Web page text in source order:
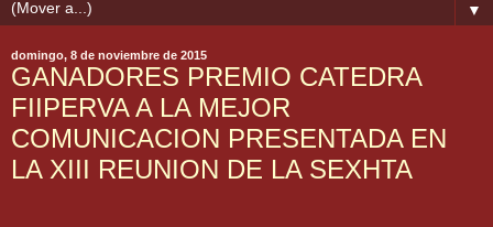
▼
domingo, 8 de noviembre de 2015
GANADORES PREMIO CATEDRA
FIIPERVA A LA MEJOR
COMUNICACION PRESENTADA EN
LA XIII REUNION DE LA SEXHTA